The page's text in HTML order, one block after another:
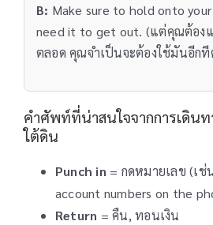
B: Make sure to hold onto
need it to get out. (แต่คุณต้องแ
ตลอด คุณจำเป็นจะต้องใช้มันอีก
คำศัพท์ที่น่าสนใจจากการเดิน
ใต้ดิน
Punch in = กดหมายเลข (เช่
account numbers on the
Return = คืน, ทอนเงิน